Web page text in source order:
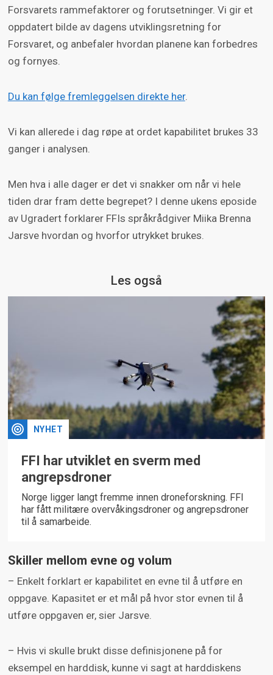
Forsvarets rammefaktorer og forutsetninger. Vi gir et
oppdatert bilde av dagens utviklingsretning for
Forsvaret, og anbefaler hvordan planene kan forbedres
og fornyes.
Du kan følge fremleggelsen direkte her.
Vi kan allerede i dag røpe at ordet kapabilitet brukes 33
ganger i analysen.
Men hva i alle dager er det vi snakker om når vi hele
tiden drar fram dette begrepet? I denne ukens eposide
av Ugradert forklarer FFIs språkrådgiver Miika Brenna
Jarsve hvordan og hvorfor utrykket brukes.
Les også
NYHET
FFI har utviklet en sverm med
angrepsdroner
Norge ligger langt fremme innen droneforskning. FFI
har fått militære overvåkingsdroner og angrepsdroner
til å samarbeide.
Skiller mellom evne og volum
– Enkelt forklart er kapabilitet en evne til å utføre en
oppgave. Kapasitet er et mål på hvor stor evnen til å
utføre oppgaven er, sier Jarsve.
– Hvis vi skulle brukt disse definisjonene på for
eksempel en harddisk, kunne vi sagt at harddiskens